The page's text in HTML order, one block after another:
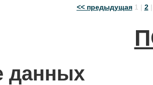
<< предыдущая 1 | 2
данных